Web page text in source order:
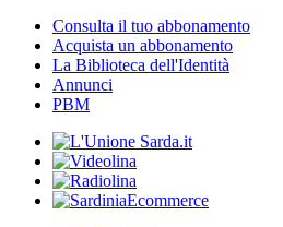
Consulta il tuo abbonamento
Acquista un abbonamento
La Biblioteca dell'Identità
Annunci
PBM